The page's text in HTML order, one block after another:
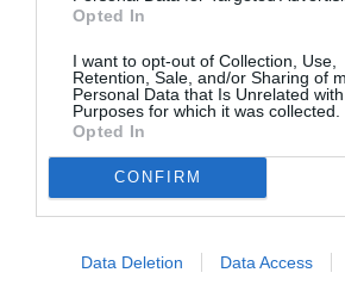
Opted In
I want to opt-out of Collection, Use,
Retention, Sale, and/or Sharing of
Personal Data that Is Unrelated
Purposes for which it was collected.
Opted In
CONFIRM
Data Deletion Data Access
Σχετικά